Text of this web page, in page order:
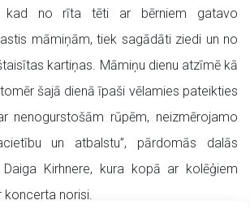
kad no rīta tēti ar bērniem gatavo
māmiņām, tiek sagādāti ziedi un no
kartiņas. Māmiņu dienu atzīmē kā
šajā dienā īpaši vēlamies pateikties
nenogurstošām rūpēm, neizmērojamo
un atbalstu”, pārdomās dalās
Kirhnere, kura kopā ar kolēģiem
koncerta norisi.